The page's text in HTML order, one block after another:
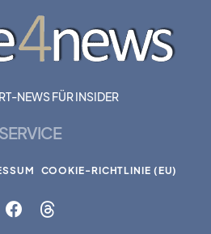
NEWS FÜR INSIDER
SERVICE
COOKIE-RICHTLINIE (EU)